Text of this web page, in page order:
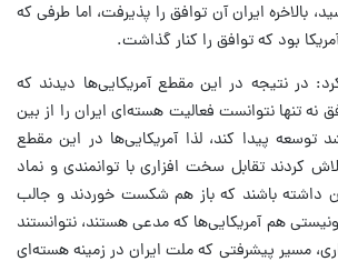
بالاخره ایران آن توافق را پذیرفت، اما طرفی که
بود که توافق را کنار گذاشت.
در نتیجه در این مقطع آمریکایی‌ها دیدند که
نه تنها نتوانست فعالیت هسته‌ای ایران را از بین
توسعه پیدا کند، لذا آمریکایی‌ها در این مقطع
کردند تقابل سخت افزاری با توانمندی و نماد
داشته باشند که باز هم شکست خوردند و جالب
هم آمریکایی‌ها که مدعی هستند، نتوانستند
مسیر پیشرفتی که ملت ایران در زمینه هسته‌ای